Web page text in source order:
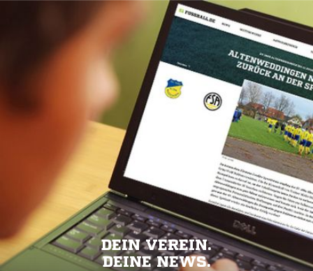
DEIN VEREIN.
DEINE NEWS.